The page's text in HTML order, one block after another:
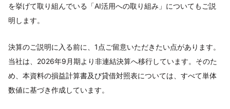
を挙げて取り組んでいる「AI活用への取り組み」についてもご説
明します。
決算のご説明に入る前に、1点ご留意いただきたい点があります。
当社は、2026年9月期より非連結決算へ移行しています。そのた
め、本資料の損益計算書及び貸借対照表については、すべて単体
数値に基づき作成しています。